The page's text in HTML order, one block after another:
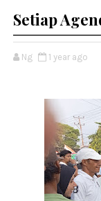
Setiap
Ng 1 year ago